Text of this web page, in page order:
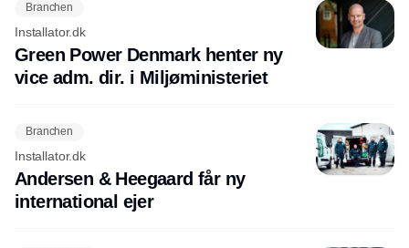
Branchen
Installator.dk
Green Power Denmark henter ny
vice adm. dir. i Miljøministeriet
Branchen
Installator.dk
Andersen & Heegaard får ny
international ejer